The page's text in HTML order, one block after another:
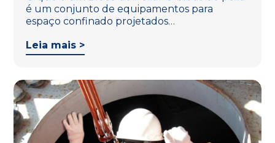
é um conjunto de equipamentos para
espaço confinado projetados…
Leia mais >